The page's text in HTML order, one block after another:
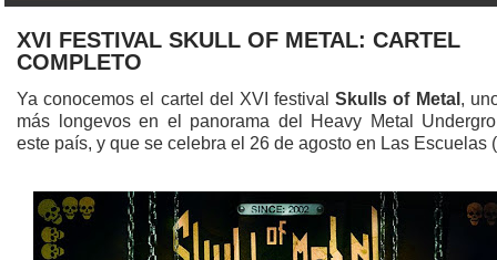
XVI FESTIVAL SKULL OF METAL: CARTEL
COMPLETO
Ya conocemos el cartel del XVI festivalSkulls of Metal ,
más longevos en el panorama del Heavy Metal
este país, y que se celebra el 26 de agosto en Las Escuelas